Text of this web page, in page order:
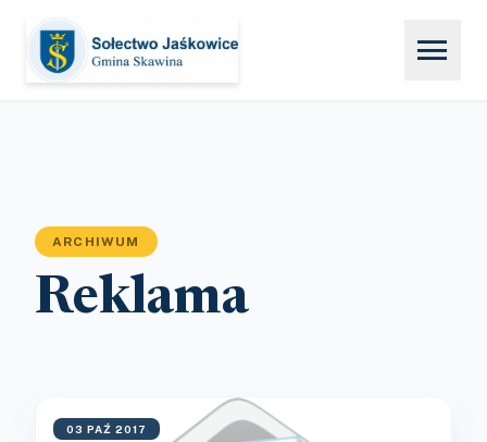
menu
ARCHIWUM
Reklama
03 PAŹ 2017